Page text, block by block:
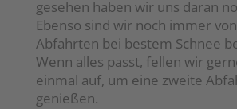
gesehen haben wir uns daran
Ebenso sind wir noch immer
Abfahrten bei bestem Schnee
Wenn alles passt, fellen wir
einmal auf, um eine zweite
genießen.